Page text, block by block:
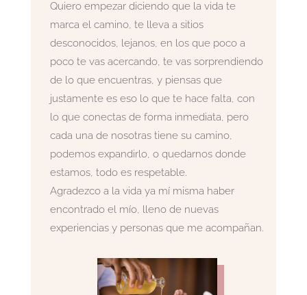
Quiero empezar diciendo que la vida te
marca el camino, te lleva a sitios
desconocidos, lejanos, en los que poco a
poco te vas acercando, te vas sorprendiendo
de lo que encuentras, y piensas que
justamente es eso lo que te hace falta, con
lo que conectas de forma inmediata, pero
cada una de nosotras tiene su camino,
podemos expandirlo, o quedarnos donde
estamos, todo es respetable.
Agradezco a la vida ya mí misma haber
encontrado el mío, lleno de nuevas
experiencias y personas que me acompañan.